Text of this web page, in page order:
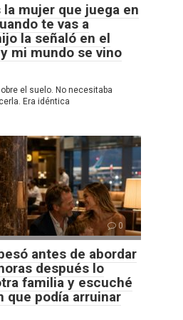
la mujer que juega en
te vas a
la señaló en el
mi mundo se vino
el suelo. No necesitaba
Era idéntica
0
antes de abordar
después lo
familia y escuché
que podía arruinar